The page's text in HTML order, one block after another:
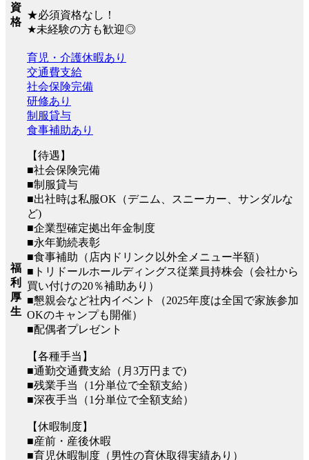
資
格
★必須資格なし！
★未経験の方も歓迎◎
福
利
厚
生
育児・介護休暇あり
交通費支給
社会保険完備
研修あり
制服貸与
食事補助あり
【待遇】
■社会保険完備
■制服貸与
■出社時は私服OK（デニム、スニーカー、サンダルな
ど)
■企業型確定拠出年金制度
■永年勤続表彰
■食事補助（店内ドリンク以外全メニュー半額）
■トリドールホールディングス従業員持株会（会社から
買い付けの20％補助あり）
■懇親会など社内イベント（2025年度は全国で家族参加
OKのキャンプも開催）
■配偶者プレゼント
【各種手当】
■通勤交通費支給（月3万円まで)
■残業手当（1分単位で全額支給）
■深夜手当（1分単位で全額支給）
【休暇制度】
■産前・産後休暇
■育児休暇制度（男性の育休取得実績あり）